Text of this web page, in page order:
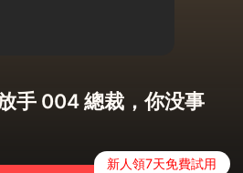
手 004 總裁，你没事
新人領7天免費試用